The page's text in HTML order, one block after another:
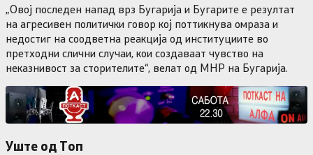
„Овој последен напад врз Бугарија и Бугарите е резултат
на агресивен политички говор кој поттикнува омраза и
недостиг на соодветна реакција од институциите во
претходни слични случаи, кои создаваат чувство на
неказнивост за сторителите“, велат од МНР на Бугарија.
Уште од Tоп